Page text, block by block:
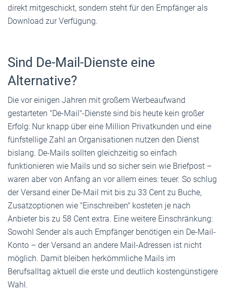
direkt mitgeschickt, sondern steht für den Empfänger als
Download zur Verfügung.
Sind De-Mail-Dienste eine
Alternative?
Die vor einigen Jahren mit großem Werbeaufwand
gestarteten "De-Mail"-Dienste sind bis heute kein großer
Erfolg: Nur knapp über eine Million Privatkunden und eine
fünfstellige Zahl an Organisationen nutzen den Dienst
bislang. De-Mails sollten gleichzeitig so einfach
funktionieren wie Mails und so sicher sein wie Briefpost –
waren aber von Anfang an vor allem eines: teuer. So schlug
der Versand einer De-Mail mit bis zu 33 Cent zu Buche,
Zusatz­op­tionen wie "Einschreiben" kosteten je nach
Anbieter bis zu 58 Cent extra. Eine weitere Einschränkung:
Sowohl Sender als auch Empfänger benötigen ein De-Mail-
Konto – der Versand an andere Mail-Adressen ist nicht
möglich. Damit bleiben herkömmliche Mails im
Berufsalltag aktuell die erste und deutlich kostengünstigere
Wahl.